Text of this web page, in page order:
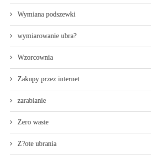
Wymiana podszewki
wymiarowanie ubra?
Wzorcownia
Zakupy przez internet
zarabianie
Zero waste
Z?ote ubrania